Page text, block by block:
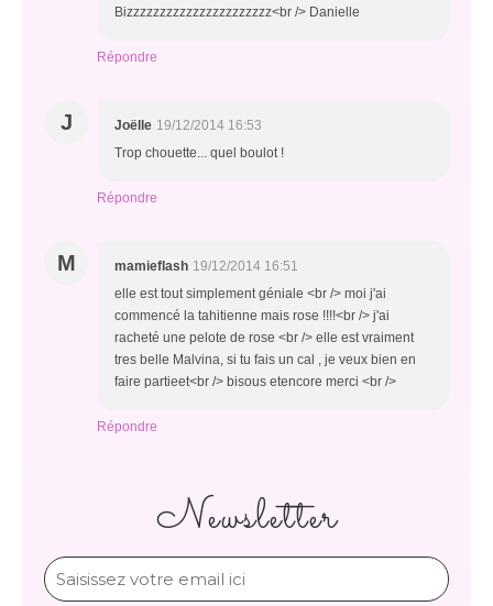
Bizzzzzzzzzzzzzzzzzzzzzz<br /> Danielle
Répondre
J Joëlle 19/12/2014 16:53
Trop chouette... quel boulot !
Répondre
M mamieflash 19/12/2014 16:51
elle est tout simplement géniale <br /> moi j'ai
commencé la tahitienne mais rose !!!!<br /> j'ai
racheté une pelote de rose <br /> elle est vraiment
tres belle Malvina, si tu fais un cal , je veux bien en
faire partieet<br /> bisous etencore merci <br />
Répondre
Newsletter